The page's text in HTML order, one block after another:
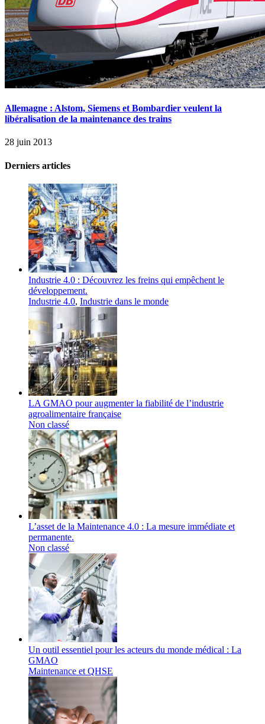
Allemagne : Alstom, Siemens et Bombardier veulent la
libéralisation de la maintenance des trains
28 juin 2013
Derniers articles
Industrie 4.0 : Découvrez les freins qui empêchent le
développement.
Industrie 4.0, Industrie dans le monde
LA GMAO pour augmenter la fiabilité de l’industrie
agroalimentaire française
Non classé
L’asset de la Maintenance 4.0 : La mesure immédiate et
permanente.
Non classé
Un outil essentiel pour les acteurs du monde médical : La
GMAO
Maintenance et QHSE